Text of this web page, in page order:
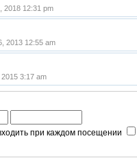
2018 12:31 pm
2013 12:55 am
3:17 am
при каждом посещении